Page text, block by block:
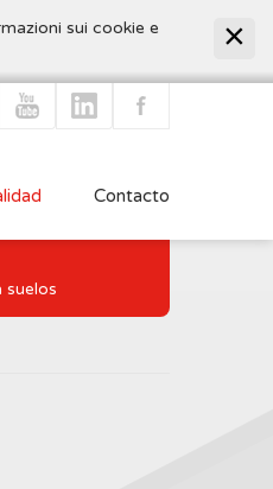
sui cookie e
Contacto
suelos